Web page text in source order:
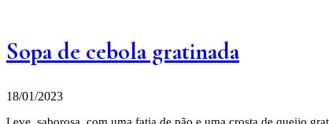
Sopa de cebola gratinada
18/01/2023